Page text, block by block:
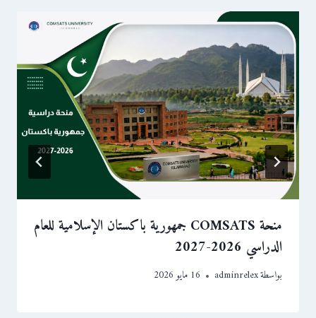
منحة COMSATS جمهورية باكستان الإسلامية للعام
الدراسي 2026-2027
بواسطةadminrelex 16 مايو 2026